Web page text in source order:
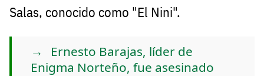
Salas, conocido como "El Nini".
Ernesto Barajas, líder de
Enigma Norteño, fue asesinado